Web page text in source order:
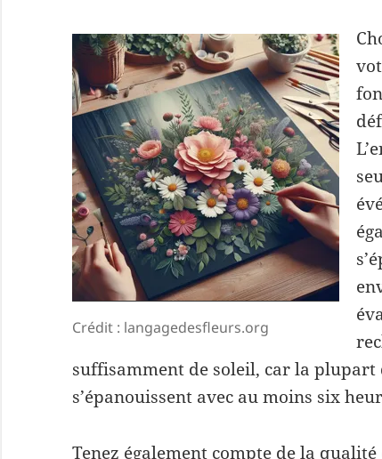
Crédit : langagedesfleurs.org
suffisamment de soleil, car la plupart
s’épanouissent avec au moins six
Tenez également compte de la